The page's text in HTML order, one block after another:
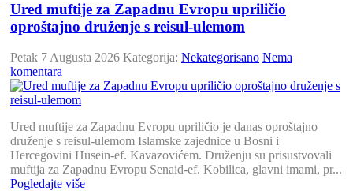
Ured muftije za Zapadnu Evropu upriličio
oproštajno druženje s reisul-ulemom
Petak 7 Augusta 2026 Kategorija: Nekategorisano Nema
komentara
Ured muftije za Zapadnu Evropu upriličio je danas oproštajno
druženje s reisul-ulemom Islamske zajednice u Bosni i
Hercegovini Husein-ef. Kavazovićem. Druženju su prisustvovali
muftija za Zapadnu Evropu Senaid-ef. Kobilica, glavni imami, pr...
Pogledajte više